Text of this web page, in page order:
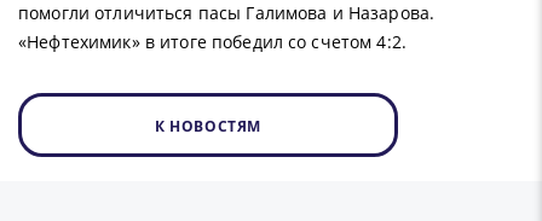
помогли отличиться пасы Галимова и Назарова.
«Нефтехимик» в итоге победил со счетом 4:2.
К НОВОСТЯМ